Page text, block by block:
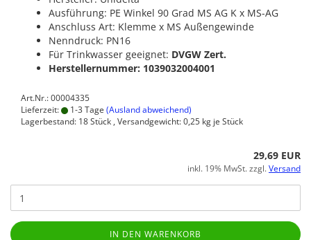
Ausführung: PE Winkel 90 Grad MS AG K x MS-AG
Anschluss Art: Klemme x MS Außengewinde
Nenndruck: PN16
Für Trinkwasser geeignet: DVGW Zert.
Herstellernummer: 1039032004001
Art.Nr.: 00004335
Lieferzeit:
1-3 Tage (Ausland abweichend)
Lagerbestand: 18 Stück , Versandgewicht:0,25 kg je Stück
29,69 EUR
inkl. 19% MwSt. zzgl.Versand
IN DEN WARENKORB